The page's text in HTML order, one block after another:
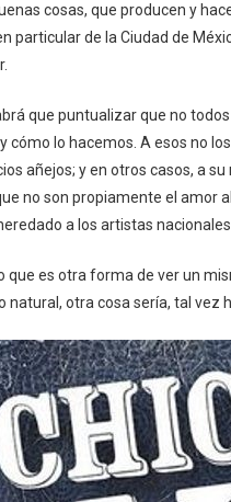
cosas, que producen y
particular de la Ciudad de
que puntualizar que no
cómo lo hacemos. A esos no
añejos; y en otros casos, a
no son propiamente el amor
a los artistas nacionales.
que es otra forma de ver un
natural, otra cosa sería, tal vez